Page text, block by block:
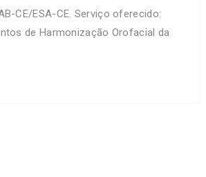
CE/ESA-CE. Serviço oferecido:
de Harmonização Orofacial da